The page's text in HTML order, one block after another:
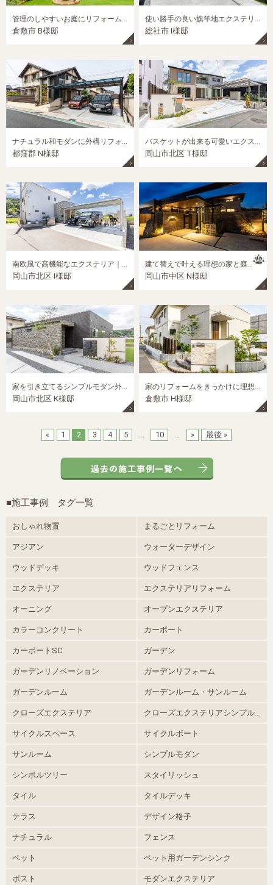
倉敷市 B様邸 総社市 I様邸
都窪郡 N様邸 岡山市北区 T様邸
岡山市北区 I様邸
建て替えで叶える理想の家と庭｜岡山市の新築外構施工事例
岡山市中区 N様邸
岡山市北区 K様邸 倉敷市 H様邸
« 1 2 3 4 5 10 » 最後 »
■施工事例 タグ一覧
おしゃれ物置 まるごとリフォーム
アジアン ウォーターデザイン
ウッドデッキ ウッドフェンス
エクステリア エクステリアリフォーム
オーニング オープンエクステリア
カラーコンクリート カーポート
カーポートSC ガーデン
ガーデンリノベーション ガーデンリフォーム
ガーデンルーム ガーデンルーム・サンルーム
クローズエクステリア クローズエクステリアシンプルモダン
サイクルスペース サイクルポート
サンルーム シンプルモダン
シンボルツリー スタイリッシュ
タイル タイルデッキ
テラス デザイン格子
ナチュラル フェンス
ペット ペット用ガーデンシンク
ポスト モダンエクステリア